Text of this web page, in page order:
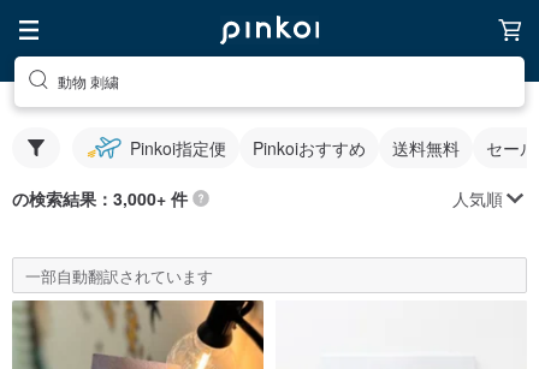
動物 刺繍
Pinkoi指定便 Pinkoiおすすめ 送料無料 セー
の検索結果：3,000+ 件 人気順
一部自動翻訳されています